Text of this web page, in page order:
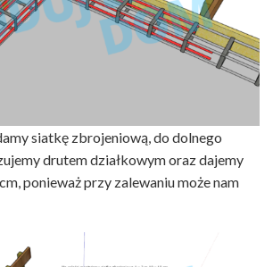
siatkę zbrojeniową, do dolnego
drutem działkowym oraz dajemy
ponieważ przy zalewaniu może nam